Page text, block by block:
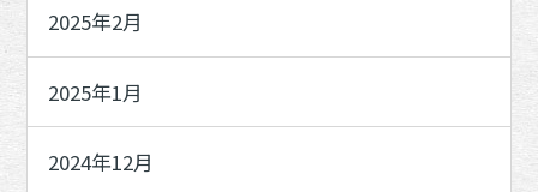
2025年2月
2025年1月
2024年12月